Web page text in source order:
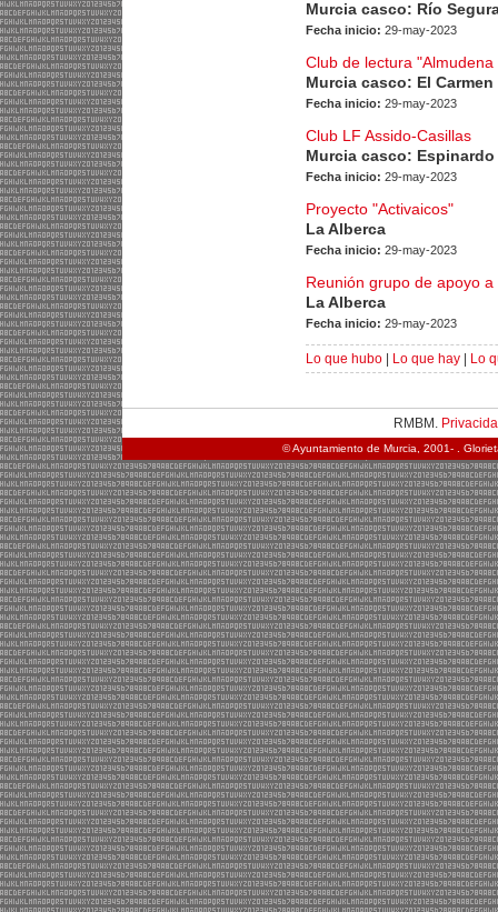
Murcia casco: Río
Fecha inicio: 29-may-2023
Club de lectura
Murcia casco: El Carmen
Fecha inicio: 29-may-2023
Club LF Assido-Casillas
Murcia casco: Espinardo
Fecha inicio: 29-may-2023
Proyecto "Activaicos"
La Alberca
Fecha inicio: 29-may-2023
Reunión grupo de apoyo
La Alberca
Fecha inicio: 29-may-2023
Lo que hubo Lo que hay Lo
RMBM.
© Ayuntamiento de Murcia, 2001- .